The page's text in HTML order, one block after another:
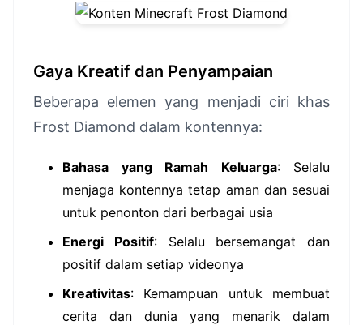
Gaya Kreatif dan Penyampaian
Beberapa elemen yang menjadi ciri khas
Frost Diamond dalam kontennya:
Bahasa yang Ramah Keluarga: Selalu
menjaga kontennya tetap aman dan sesuai
untuk penonton dari berbagai usia
Energi Positif: Selalu bersemangat dan
positif dalam setiap videonya
Kreativitas: Kemampuan untuk membuat
cerita dan dunia yang menarik dalam